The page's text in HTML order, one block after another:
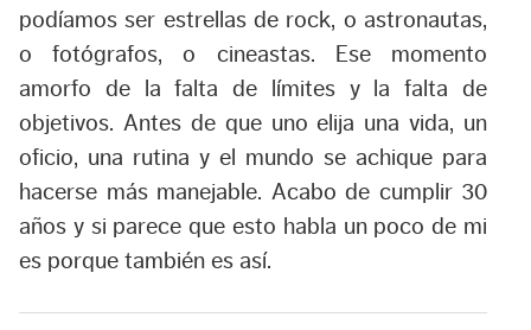
podíamos ser estrellas de rock, o astronautas,
o fotógrafos, o cineastas. Ese momento
amorfo de la falta de límites y la falta de
objetivos. Antes de que uno elija una vida, un
oficio, una rutina y el mundo se achique para
hacerse más manejable. Acabo de cumplir 30
años y si parece que esto habla un poco de mi
es porque también es así.